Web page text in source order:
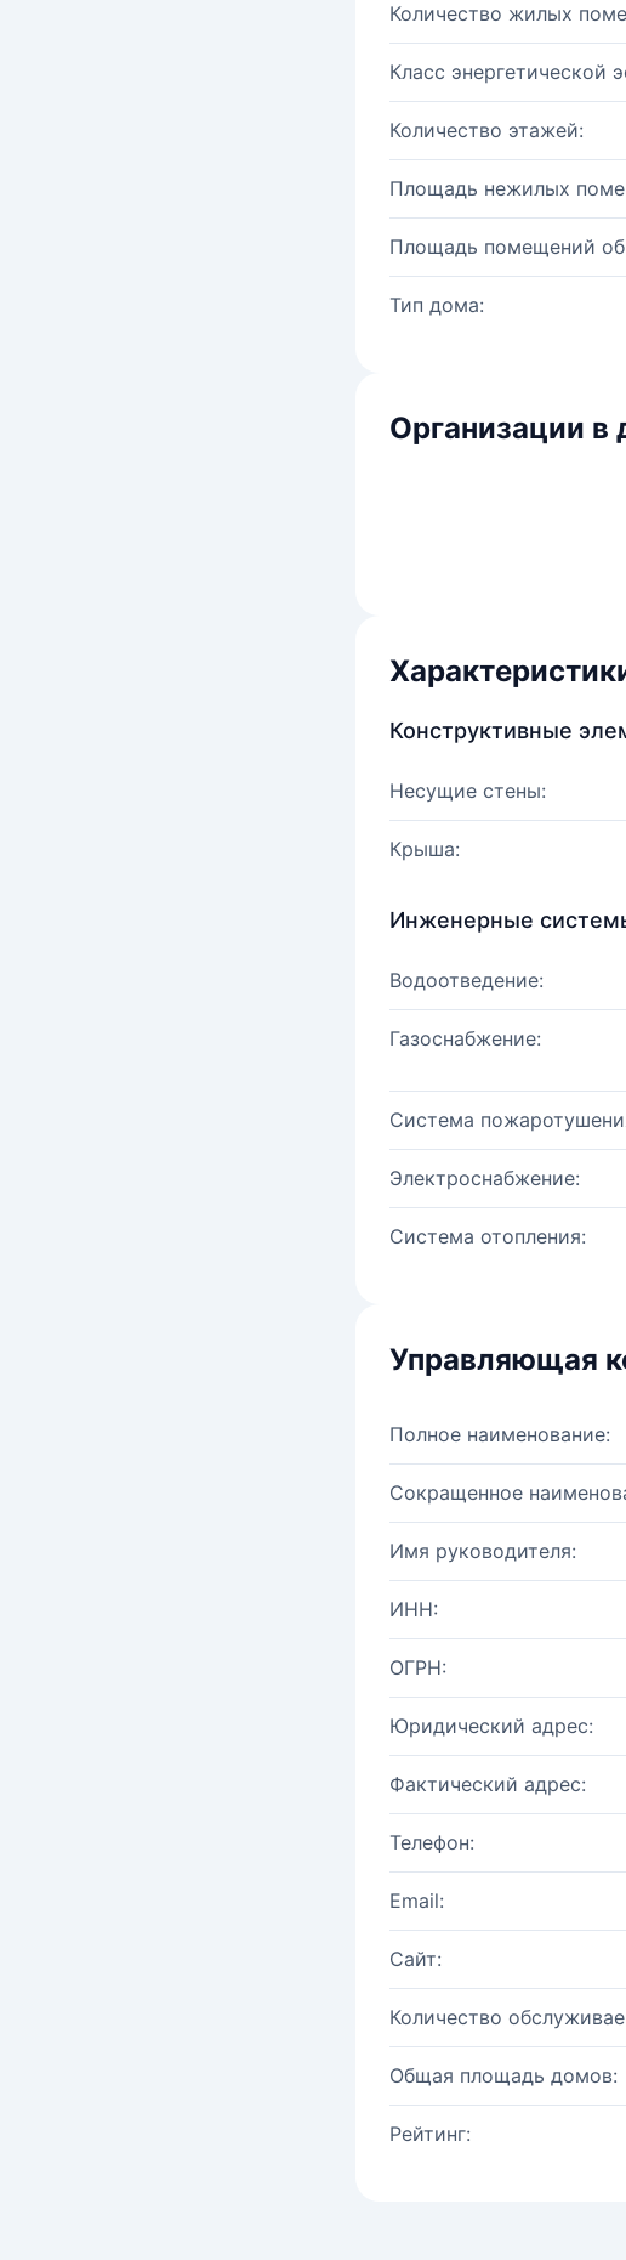
Количество жилых
Класс энергетической
Количество этажей:
Площадь нежилых
Площадь помещений
Тип дома:
Организации в
Конструктивные
Несущие стены:
Крыша:
Инженерные
Водоотведение:
Газоснабжение:
Система
Электроснабжение:
Система отопления:
Управляющая
Полное наименование:
Сокращенное
Имя руководителя:
ИНН:
ОГРН:
Юридический адрес:
Фактический адрес:
Телефон:
Email:
Сайт:
Количество
Общая площадь домов:
Рейтинг: